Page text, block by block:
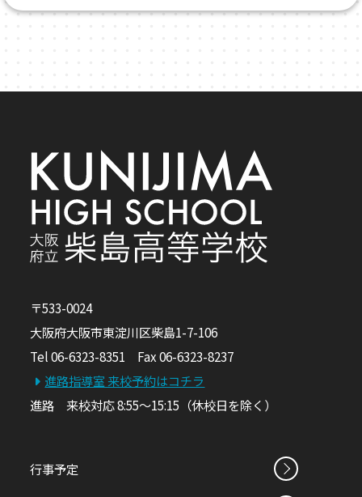
〒533-0024
大阪府大阪市東淀川区柴島1-7-106
Tel 06-6323-8351 Fax 06-6323-8237
進路指導室 来校予約はコチラ
進路 来校対応 8:55～15:15（休校日を除く）
行事予定